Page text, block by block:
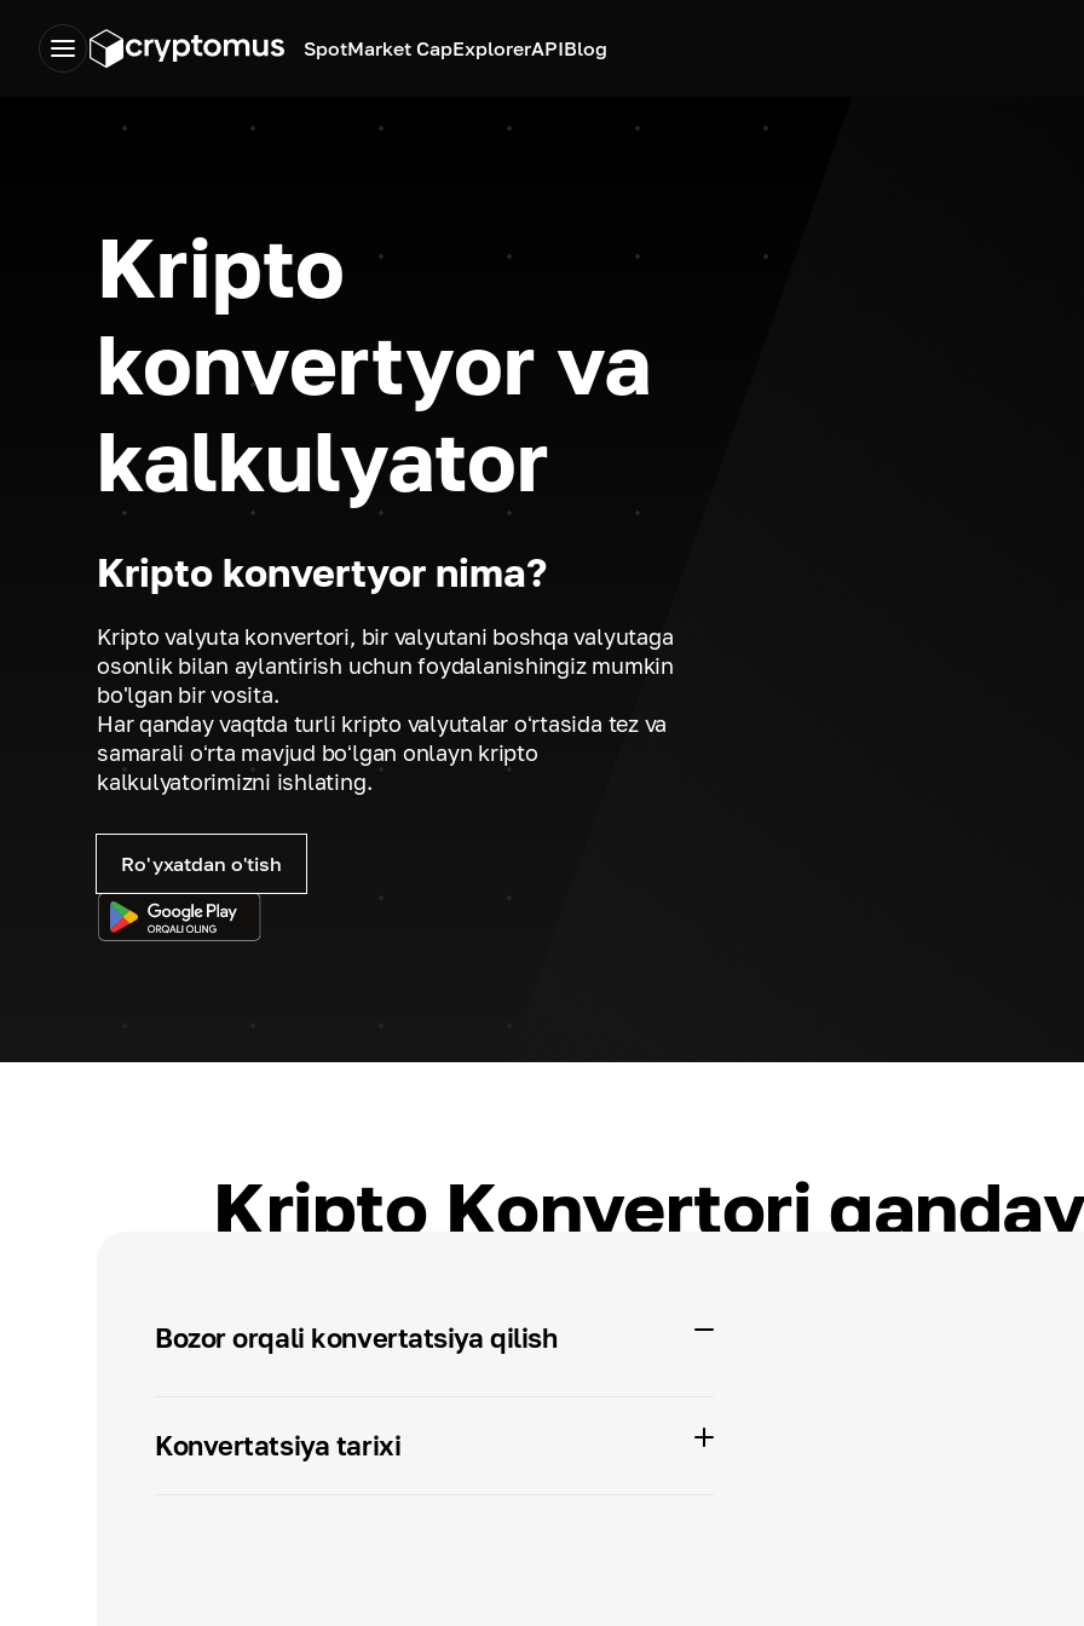
SpotMarket CapExplorerAPIBlog
Kripto
konvertyor va
kalkulyator
Kripto konvertyor nima?
Kripto valyuta konvertori, bir valyutani boshqa valyutaga
osonlik bilan aylantirish uchun foydalanishingiz mumkin
bo'lgan bir vosita.
Har qanday vaqtda turli kripto valyutalar oʻrtasida tez va
samarali oʻrta mavjud boʻlgan onlayn kripto
kalkulyatorimizni ishlating.
Ro'yxatdan o'tish
Kripto Konvertori
Bozor orqali konvertatsiya qilish
Konvertatsiya tarixi